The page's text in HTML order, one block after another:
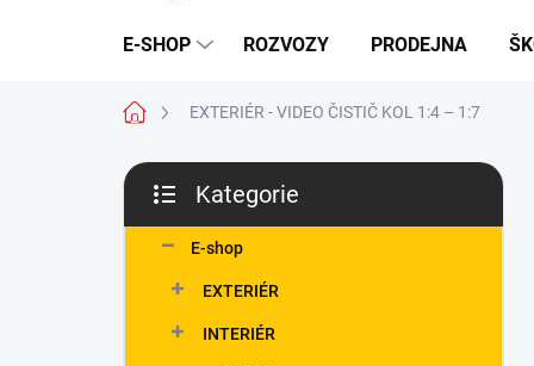
E-SHOP ROZVOZY PRODEJNA
Domů EXTERIÉR - VIDEO ČISTIČ KOL 1:4 – 1:7
P
s
kategorie
Kategorie
E-shop
EXTERIÉR
INTERIÉR